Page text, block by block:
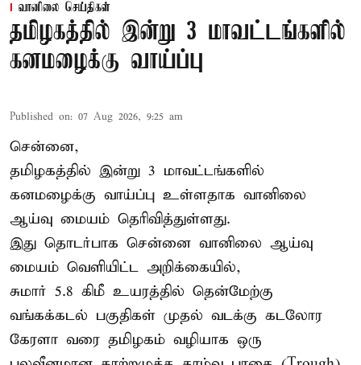
வானிலை செய்திகள்
தமிழகத்தில் இன்று 3 மாவட்டங்களில்
கனமழைக்கு வாய்ப்பு
Published on: 07 Aug 2026, 9:25 am
சென்னை,
தமிழகத்தில் இன்று 3 மாவட்டங்களில்
கனமழைக்கு வாய்ப்பு உள்ளதாக வானிலை
ஆய்வு மையம் தெரிவித்துள்ளது.
இது தொடர்பாக சென்னை வானிலை ஆய்வு
மையம் வெளியிட்ட அறிக்கையில்,
சுமார் 5.8 கிமீ உயரத்தில் தென்மேற்கு
வங்கக்கடல் பகுதிகள் முதல் வடக்கு கடலோர
கேரளா வரை தமிழகம் வழியாக ஒரு